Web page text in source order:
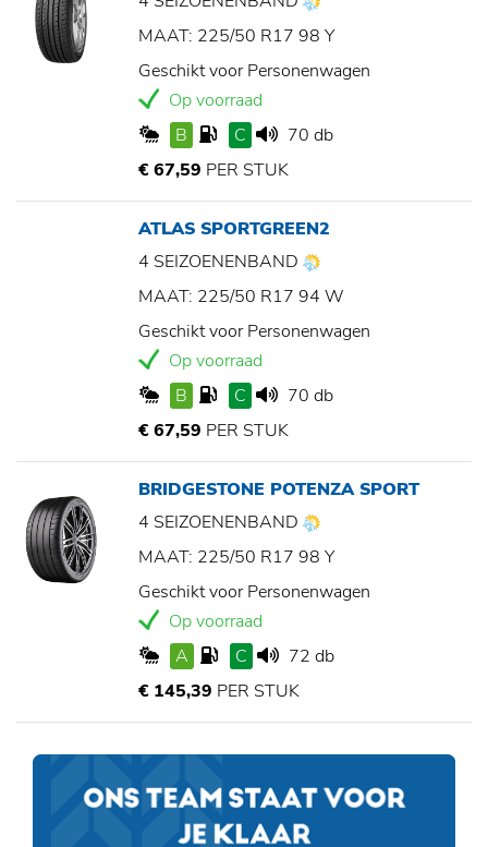
MAAT: 225/50 R17 98 Y
Geschikt voor Personenwagen
Op voorraad
B
C
70 db
€ 67,59 PER STUK
ATLAS SPORTGREEN2
4 SEIZOENENBAND
MAAT: 225/50 R17 94 W
Geschikt voor Personenwagen
Op voorraad
B
C
70 db
€ 67,59 PER STUK
BRIDGESTONE POTENZA SPORT
4 SEIZOENENBAND
MAAT: 225/50 R17 98 Y
Geschikt voor Personenwagen
Op voorraad
A
C
72 db
€ 145,39 PER STUK